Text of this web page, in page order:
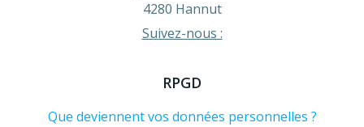
4280 Hannut
Suivez-nous :
RPGD
Que deviennent vos données personnelles ?